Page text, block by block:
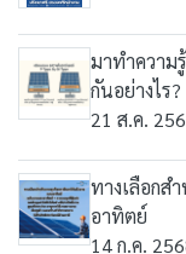
มาทำความ
กันอย่างไร?
21 ส.ค.
ทางเลือกส
อาทิตย์
14 ก.ค.